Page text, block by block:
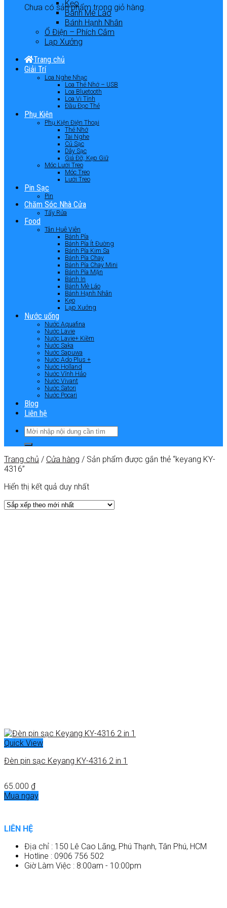
Chưa có sản phẩm trong giỏ hàng.
Kẹo
Bánh Mè Láo
Bánh Hạnh Nhân
Ổ Điện – Phích Cắm
Lạp Xưởng
Trang chủ
Giải Trí
Loa Nghe Nhạc
Loa Thẻ Nhớ – USB
Loa Bluetooth
Loa Vi Tính
Đầu Đọc Thẻ
Phụ Kiện
Phụ Kiện Điện Thoại
Thẻ Nhớ
Tai Nghe
Củ Sạc
Dây Sạc
Giá Đỡ, Kẹp Giữ
Móc Lưới Treo
Móc Treo
Lưới Treo
Pin Sạc
Pin
Chăm Sóc Nhà Cửa
Tẩy Rửa
Food
Tân Huê Viên
Bánh Pía
Bánh Pía Ít Đường
Bánh Pía Kim Sa
Bánh Pía Chay
Bánh Pía Chay Mini
Bánh Pía Mặn
Bánh In
Bánh Mè Láo
Bánh Hạnh Nhân
Kẹo
Lạp Xưởng
Nước uống
Nước Aquafina
Nước Lavie
Nước Lavie+ Kiềm
Nước Saka
Nước Sapuwa
Nước Ado Plus +
Nước Holland
Nước Vĩnh Hảo
Nước Vivant
Nước Satori
Nước Pocari
Blog
Liên hệ
Trang chủ / Cửa hàng / Sản phẩm được gắn thẻ “keyang KY-
4316”
Hiển thị kết quả duy nhất
Quick View
Đèn pin sạc Keyang KY-4316 2 in 1
65.000 ₫
Mua ngay
LIÊN HỆ
Địa chỉ : 150 Lê Cao Lãng, Phú Thạnh, Tân Phú, HCM
Hotline : 0906 756 502
Giờ Làm Việc : 8:00am - 10:00pm